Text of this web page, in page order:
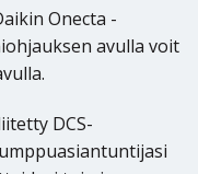
Onecta -
avulla voit
DCS-